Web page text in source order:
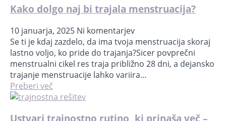
Kako dolgo naj bi trajala menstruacija?
10 januarja, 2025 Ni komentarjev
Se ti je kdaj zazdelo, da ima tvoja menstruacija skoraj
lastno voljo, ko pride do trajanja?Sicer povprečni
menstrualni cikel res traja približno 28 dni, a dejansko
trajanje menstruacije lahko variira…
Preberi več
Ustvari trajnostno rutino, ki prinaša več –